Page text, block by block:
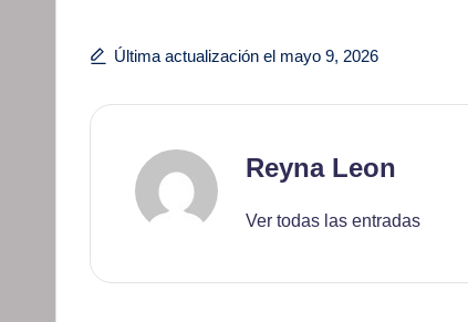
Última actualización el mayo 9, 2026
Reyna Leon
Ver todas las entradas